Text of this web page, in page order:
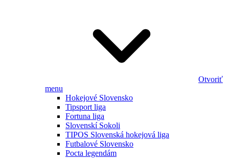
Otvoriť
menu
Hokejové Slovensko
Tipsport liga
Fortuna liga
Slovenskí Sokoli
TIPOS Slovenská hokejová liga
Futbalové Slovensko
Pocta legendám